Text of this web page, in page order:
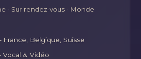
· Sur rendez-vous · Monde
Belgique, Suisse
& Vidéo